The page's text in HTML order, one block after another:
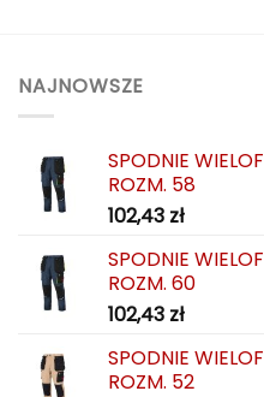
można
wybrać
stronie
produktu
NAJNOWSZE
SPODNIE
ROZM. 58
102,43 zł
SPODNIE
ROZM. 60
102,43 zł
SPODNIE
ROZM. 52